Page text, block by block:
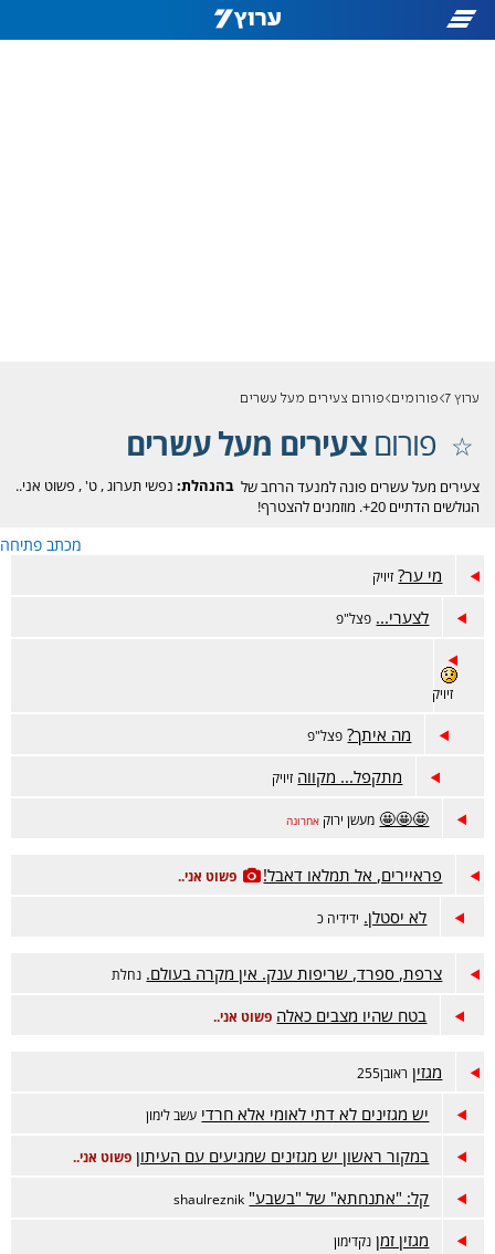
ערוץ 7 פורומים פורום צעירים מעל עשרים
פורוםצעירים מעל עשרים
בהנהלת: נפשי תערוג,ט', פשוט אני..
צעירים מעל עשרים פונה למנעד הרחב של
הגולשים הדתיים 20+. מוזמנים להצטרף!
מכתב פתיחה
מי ער? זיויק
לצערי... פצל"פ
זיויק
מה איתך? פצל"פ
מתקפל... מקווה זיויק
🤩🤩🤩 מעשן ירוק אחרונה
פראיירים, אל תמלאו דאבל! פשוט אני..
לא יסטלן. ידידיה כ
צרפת, ספרד, שריפות ענק. אין מקרה בעולם. נחלת
בטח שהיו מצבים כאלה פשוט אני..
מגזין ראובן255
יש מגזינים לא דתי לאומי אלא חרדי עשב לימון
במקור ראשון יש מגזינים שמגיעים עם העיתון פשוט אני..
קל: "אתנחתא" של "בשבע" shaulreznik
מגזין זמן נקדימון